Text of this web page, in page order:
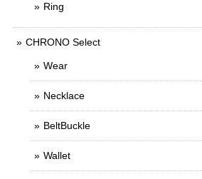
Ring
CHRONO Select
Wear
Necklace
BeltBuckle
Wallet